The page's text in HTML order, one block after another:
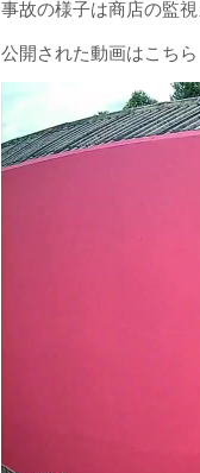
事故の様子は商店の監
公開された動画はこちら